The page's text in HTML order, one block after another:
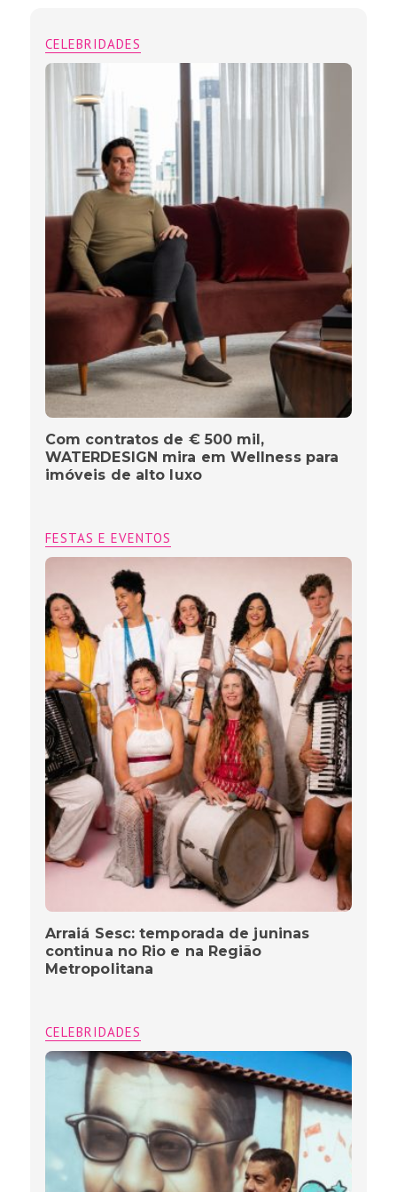
CELEBRIDADES
Com contratos de € 500 mil,
WATERDESIGN mira em Wellness para
imóveis de alto luxo
FESTAS E EVENTOS
Arraiá Sesc: temporada de juninas
continua no Rio e na Região
Metropolitana
CELEBRIDADES